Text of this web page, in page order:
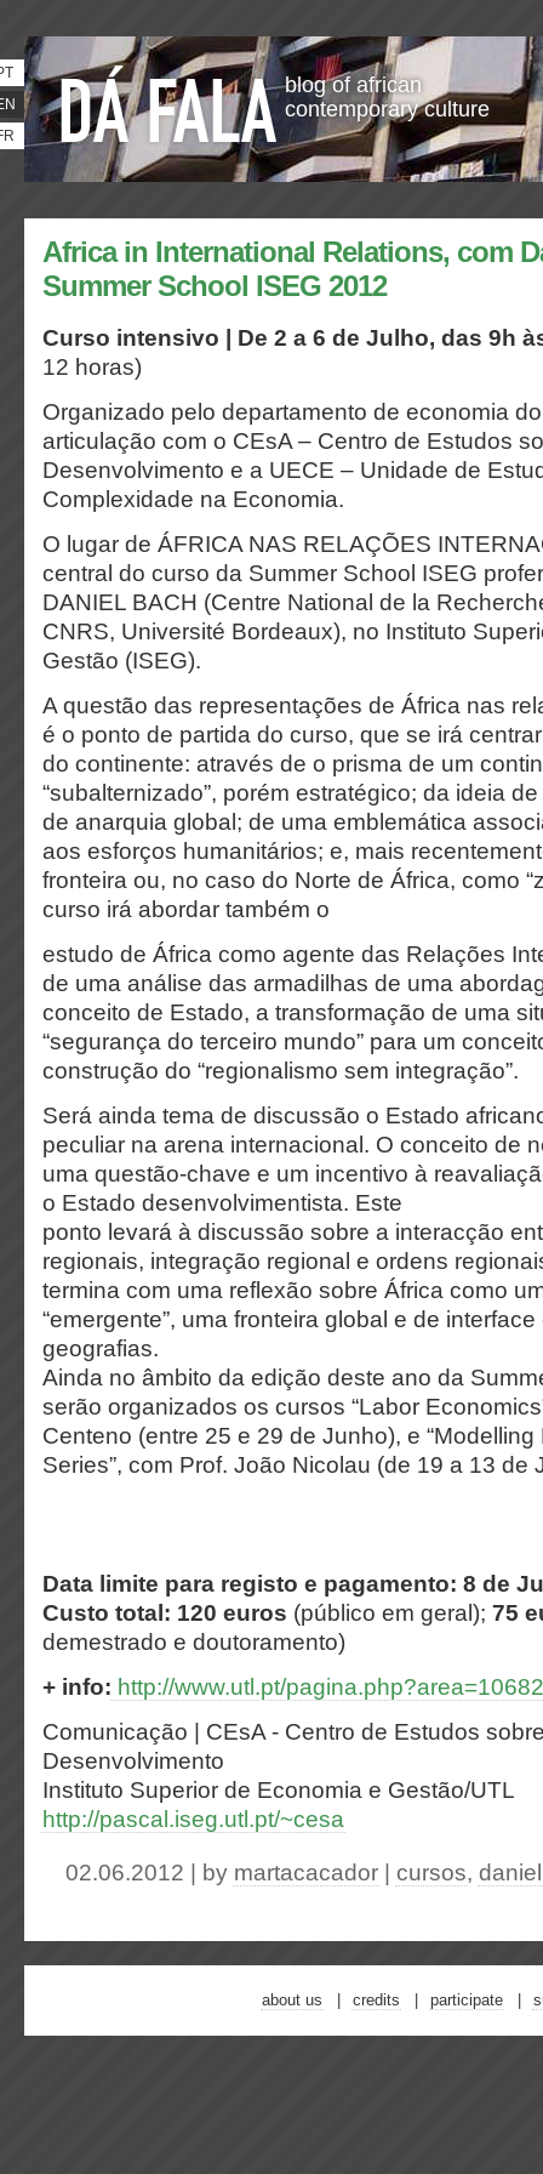
blog of african
contemporary culture
Africa in International Relations, com
Summer School ISEG 2012
Curso intensivo | De 2 a 6 de Julho, das 9h
12 horas)
Organizado pelo departamento de economia
articulação com o CEsA – Centro de Estudos
Desenvolvimento e a UECE – Unidade de
Complexidade na Economia.
O lugar de ÁFRICA NAS RELAÇÕES
central do curso da Summer School ISEG
DANIEL BACH (Centre National de la
CNRS, Université Bordeaux), no Instituto
Gestão (ISEG).
A questão das representações de África nas
é o ponto de partida do curso, que se irá
do continente: através de o prisma de um
“subalternizado”, porém estratégico; da ideia
de anarquia global; de uma emblemática
aos esforços humanitários; e, mais
fronteira ou, no caso do Norte de África, como
curso irá abordar também o
estudo de África como agente das Relações
de uma análise das armadilhas de uma
conceito de Estado, a transformação de uma
“segurança do terceiro mundo” para um
construção do “regionalismo sem integração”.
Será ainda tema de discussão o Estado
peculiar na arena internacional. O conceito de
uma questão-chave e um incentivo à
o Estado desenvolvimentista. Este
ponto levará à discussão sobre a interacção
regionais, integração regional e ordens
termina com uma reflexão sobre África como
“emergente”, uma fronteira global e de
geografias.
Ainda no âmbito da edição deste ano da
serão organizados os cursos “Labor
Centeno (entre 25 e 29 de Junho), e “Modelling
Series”, com Prof. João Nicolau (de 19 a 13 de
Data limite para registo e pagamento: 8 de
Custo total: 120 euros (público em geral); 75
demestrado e doutoramento)
+ info: http://www.utl.pt/pagina.php?area=10682
Comunicação | CEsA - Centro de Estudos
Desenvolvimento
Instituto Superior de Economia e Gestão/UTL
http://pascal.iseg.utl.pt/~cesa
02.06.2012 | by martacacador cursos,
about us credits participate